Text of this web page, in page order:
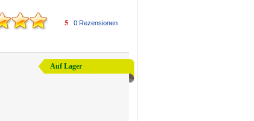
5 0Rezensionen
Auf Lager